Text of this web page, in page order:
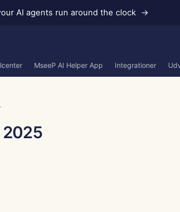
AI agents run around the clock →
MseeP AI Helper App Integrationer
2025